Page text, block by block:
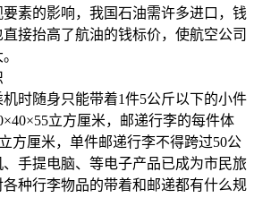
素的影响，我国石油需许多进口，钱
接抬高了航油的钱标价，使航空公司
时随身只能带着1件5公斤以下的小件
立方厘米，邮递行李的每件体
方厘米，单件邮递行李不得跨过50公
手提电脑、等电子产品已成为市民旅
种行李物品的带着和邮递都有什么规